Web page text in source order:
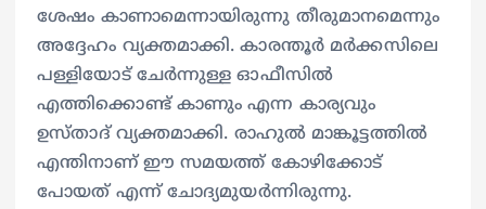
ശേഷം കാണാമെന്നായിരുന്നു തീരുമാനമെന്നും
അദ്ദേഹം വ്യക്തമാക്കി. കാരന്തൂര്‍ മര്‍ക്കസിലെ
പള്ളിയോട് ചേര്‍ന്നുള്ള ഓഫീസില്‍
എത്തിക്കൊണ്ട് കാണും എന്ന കാര്യവും
ഉസ്താദ് വ്യക്തമാക്കി. രാഹുല്‍ മാങ്കൂട്ടത്തില്‍
എന്തിനാണ് ഈ സമയത്ത് കോഴിക്കോട്
പോയത് എന്ന് ചോദ്യമുയര്‍ന്നിരുന്നു.